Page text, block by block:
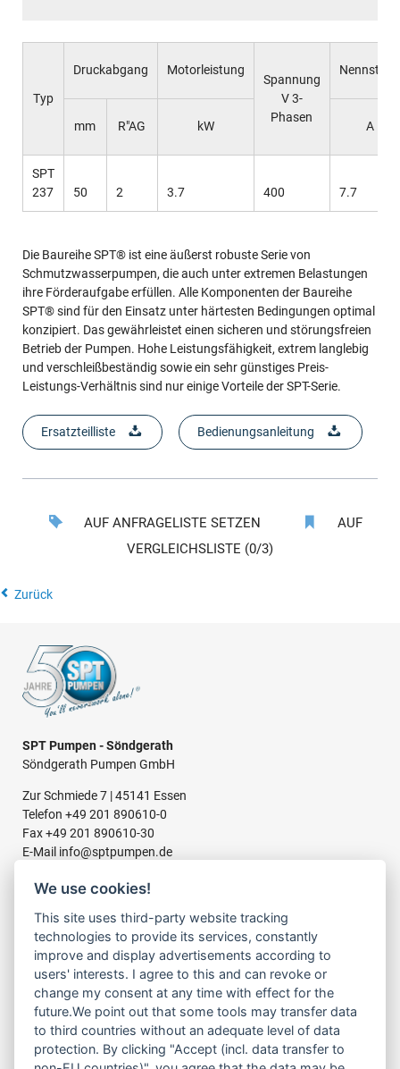
Typ
Druckabgang Motorleistung
Spannung
V 3-
Phasen
mm R"AG kW A
SPT
237
50 2 3.7 400 7.7
Die Baureihe SPT® ist eine äußerst robuste Serie von
Schmutzwasserpumpen, die auch unter extremen Belastungen
ihre Förderaufgabe erfüllen. Alle Komponenten der Baureihe
SPT® sind für den Einsatz unter härtesten Bedingungen optimal
konzipiert. Das gewährleistet einen sicheren und störungsfreien
Betrieb der Pumpen. Hohe Leistungsfähigkeit, extrem langlebig
und verschleißbeständig sowie ein sehr günstiges Preis-
Leistungs-Verhältnis sind nur einige Vorteile der SPT-Serie.
Ersatzteilliste Bedienungsanleitung
AUF ANFRAGELISTE SETZEN
AUF
VERGLEICHSLISTE (0/3)
Zurück
SPT Pumpen - Söndgerath
Söndgerath Pumpen GmbH
Zur Schmiede 7 | 45141 Essen
Telefon +49 201 890610-0
Fax +49 201 890610-30
E-Mail info@sptpumpen.de
BAUPUMPEN
FÜR SCHMUTZWASSER
FÜR SCHLAMMWASSER
FÜR ABWASSER
FÜR RESTWASSER
LINKS
We use cookies!
This site uses third-party website tracking
technologies to provide its services, constantly
improve and display advertisements according to
users' interests. I agree to this and can revoke or
change my consent at any time with effect for the
future.We point out that some tools may transfer data
to third countries without an adequate level of data
protection. By clicking "Accept (incl. data transfer to